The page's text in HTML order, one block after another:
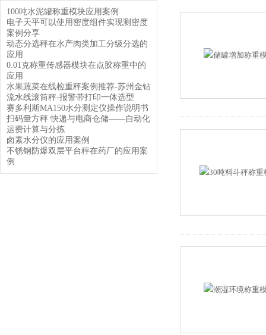
100吨水泥罐称重模块应用案例
电子天平可以使用密度组件实现测密度
案例分享
动态分选秤在水产肉类加工分级分选的
应用
0.01克称重传感器模块在点胶称重中的
应用
水果蔬菜在线检重秤案例推荐-苏州金钻
流水线滚筒秤-报警带打印一体选型
赛多利斯MA150水分测定仪操作说明书
扫码量方秤 快递与电商仓储——自动化
运费计算与分拣
卤素水分仪的应用案例
不锈钢防爆双层平台秤在药厂的应用案
例